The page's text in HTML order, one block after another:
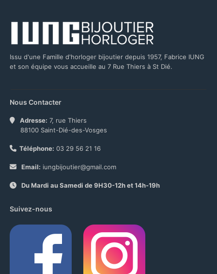
Issu d'une Famille d'horloger bijoutier depuis 1957, Fabrice IUNG
et son équipe vous accueille au 7 Rue Thiers à St Dié.
Nous Contacter
Adresse: 7, rue Thiers
88100 Saint-Dié-des-Vosges
Téléphone: 03 29 56 21 16
Email: iungbijoutier@gmail.com
Du Mardi au Samedi de 9H30-12h et 14h-19h
Suivez-nous